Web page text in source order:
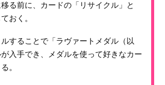
る前に、カードの「リサイクル」と
おく。
することで「ラヴァートメダル（以
入手でき、メダルを使って好きなカー
。